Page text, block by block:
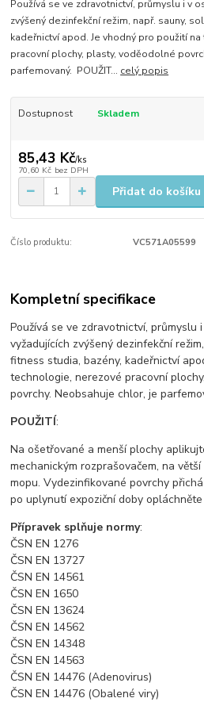
​Používá se ve zdravotnictví, průmyslu i v
zvýšený dezinfekční režim, např. sauny,
kadeřnictví apod. Je vhodný pro použití
pracovní plochy, plasty, voděodolné
parfemovaný. POUŽIT... celý popis
Dostupnost Skladem
85,43 Kč/ks
70,60 Kč bez DPH
Přidat do košíku
Číslo produktu: VC571A05599
Kompletní specifikace
​Používá se ve zdravotnictví, průmyslu
vyžadujících zvýšený dezinfekční
fitness studia, bazény, kadeřnictví
technologie, nerezové pracovní
povrchy. Neobsahuje chlor, je
POUŽITÍ:
Na ošetřované a menší plochy
mechanickým rozprašovačem, na
mopu. Vydezinfikované povrchy
po uplynutí expoziční doby
Přípravek splňuje normy:
ČSN EN 1276
ČSN EN 13727
ČSN EN 14561
ČSN EN 1650
ČSN EN 13624
ČSN EN 14562
ČSN EN 14348
ČSN EN 14563
ČSN EN 14476 (Adenovirus)
ČSN EN 14476 (Obalené viry)